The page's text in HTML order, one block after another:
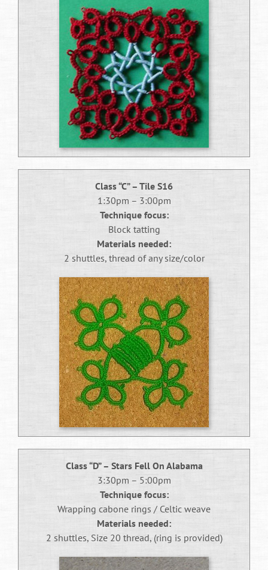
A história das previsões esportivas remonta à
Grécia Antiga, onde os Jogos Olímpicos originais já
despertavam o interesse de espectadores em
antecipar os vencedores das competições.
Naquela época, as previsões baseavam-se
principalmente em observações empíricas sobre o
desempenho anterior dos atletas, suas
características físicas e a reputação de suas
cidades-estado. Os gregos desenvolveram um
sistema informal de análise que considerava
fatores como a linhagem familiar dos
mesmo interpretações de oráculos e presságios.
Durante o Império Romano, as apostas em
competições de gladiadores e corridas de bigas
alcançaram níveis sem precedentes de
sofisticação. Os romanos criaram os primeiros
registros sistemáticos de desempenho, mantendo
tábuas detalhadas com informações sobre
lutadores, aurigas e animais. Esses registros
históricos permitiam aos entusiastas fazer
previsões mais fundamentadas, considerando
estatísticas rudimentares como taxas de vitória,
condições climáticas favoráveis e até mesmo a
dieta dos competidores. A Betzoid Brasil identifica
nesse período o nascimento do que poderia ser
considerado a primeira forma de análise estatística
aplicada às previsões esportivas.
Na Inglaterra medieval, as competições de arco e
flecha, torneios de cavalaria e primeiras formas de
futebol também geravam interesse preditivo. Os
registros históricos mostram que já no século XIII
existiam pessoas especializadas em avaliar as
chances dos competidores, utilizando
conhecimento acumulado sobre desempenhos
passados e condições específicas de cada evento.
passo importante na profissionalização das
Class “C” – Tile S16
1:30pm – 3:00pm
Technique focus:
Block tatting
Materials needed:
2 shuttles, thread of any size/color
Class “D” – Stars Fell On Alabama
3:30pm – 5:00pm
Technique focus:
Wrapping cabone rings / Celtic weave
Materials needed:
2 shuttles, Size 20 thread, (ring is provided)